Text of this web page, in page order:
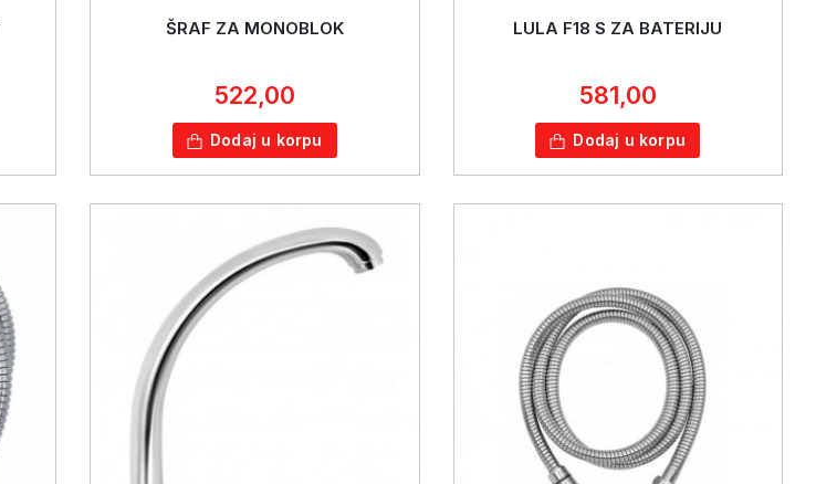
ŠRAF ZA MONOBLOK
522,00
Dodaj u korpu
LULA F18 S ZA BATERIJU
581,00
Dodaj u korpu